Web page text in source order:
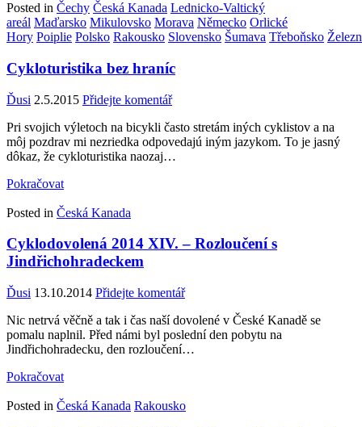
Posted in Čechy Česká Kanada Lednicko-Valtický
areál Maďarsko Mikulovsko Morava Německo Orlické
Hory Poiplie Polsko Rakousko Slovensko Šumava Třeboňsko
Cykloturistika bez hraníc
Ďusi 2.5.2015 Přidejte komentář
Pri svojich výletoch na bicykli často stretám iných cyklistov a na
môj pozdrav mi nezriedka odpovedajú iným jazykom. To je jasný
dôkaz, že cykloturistika naozaj…
Pokračovat
Posted in Česká Kanada
Cyklodovolená 2014 XIV. – Rozloučení s
Jindřichohradeckem
Ďusi 13.10.2014 Přidejte komentář
Nic netrvá věčně a tak i čas naší dovolené v České Kanadě se
pomalu naplnil. Před námi byl poslední den pobytu na
Jindřichohradecku, den rozloučení…
Pokračovat
Posted in Česká Kanada Rakousko